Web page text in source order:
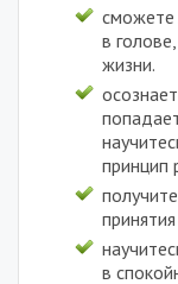
сможете
в
жизни.
принцип
в